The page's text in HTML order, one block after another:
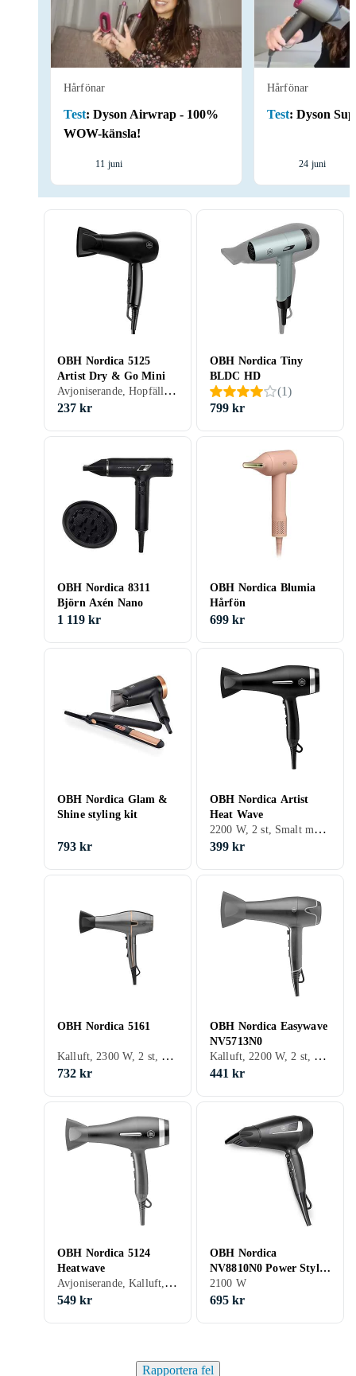
Hårfönar
Test: Dyson Airwrap - 100%
WOW-känsla!
11 juni
Hårfönar
Test: Dyson
24 juni
OBH Nordica 5125
Artist Dry & Go Mini
Avjoniserande, Hopfällbar, 1100 W, 2 st
237 kr
OBH Nordica Tiny
BLDC HD
(1)
799 kr
OBH Nordica 8311
Björn Axén Nano
1 119 kr
OBH Nordica Blumia
Hårfön
699 kr
OBH Nordica Glam &
Shine styling kit
793 kr
OBH Nordica Artist
Heat Wave
2200 W, 2 st, Smalt munstycke (koncentrator)
399 kr
OBH Nordica 5161
Kalluft, 2300 W, 2 st, Diffuser, Smalt munstycke (koncentrator)
732 kr
OBH Nordica Easywave
NV5713N0
Kalluft, 2200 W, 2 st, Smalt munstycke (koncentrator)
441 kr
OBH Nordica 5124
Heatwave
Avjoniserande, Kalluft, 2200 W, 2 st, Smalt munstycke (koncentrator)
549 kr
OBH Nordica
NV8810N0 Power Style
2100W
2100 W
695 kr
Rapportera fel